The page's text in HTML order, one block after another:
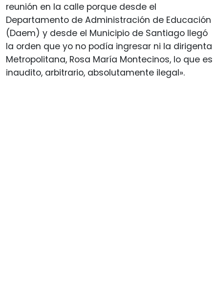
reunión en la calle porque desde el
Departamento de Administración de Educación
(Daem) y desde el Municipio de Santiago llegó
la orden que yo no podía ingresar ni la dirigenta
Metropolitana, Rosa María Montecinos, lo que es
inaudito, arbitrario, absolutamente ilegal».